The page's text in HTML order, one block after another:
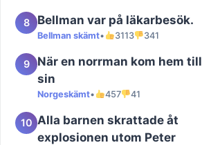
8 Bellman var på läkarbesök.
Bellman skämt• 3113 341
9
När en norrman kom hem till
sin
Norgeskämt• 457 41
10 Alla barnen skrattade åt
explosionen utom Peter